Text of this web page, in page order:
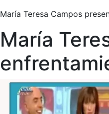
María Teresa Campos
María